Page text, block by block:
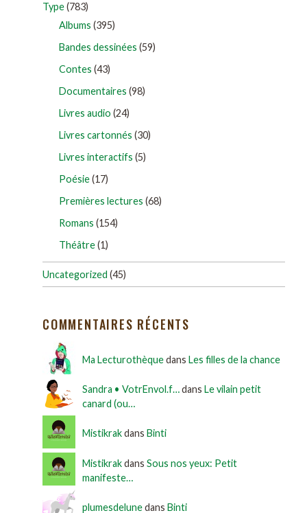
Type(783)
Albums (395)
Bandes dessinées (59)
Contes (43)
Documentaires (98)
Livres audio (24)
Livres cartonnés (30)
Livres interactifs (5)
Poésie(17)
Premières lectures (68)
Romans (154)
Théâtre(1)
Uncategorized (45)
COMMENTAIRES RÉCENTS
Ma Lecturothèquedans Les filles de la chance
Sandra • VotrEnvol.f…dans Le vilain petit
canard (ou…
Mistikrakdans Binti
Mistikrakdans Sous nos yeux: Petit
manifeste…
plumesdelunedans Binti